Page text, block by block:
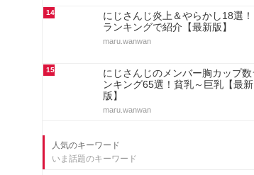
14
にじさんじ炎上＆やらかし18選！
ランキングで紹介【最新版】
maru.wanwan
15
にじさんじのメンバー胸カップ数
ンキング65選！貧乳～巨乳【最新
版】
maru.wanwan
人気のキーワード
いま話題のキーワード